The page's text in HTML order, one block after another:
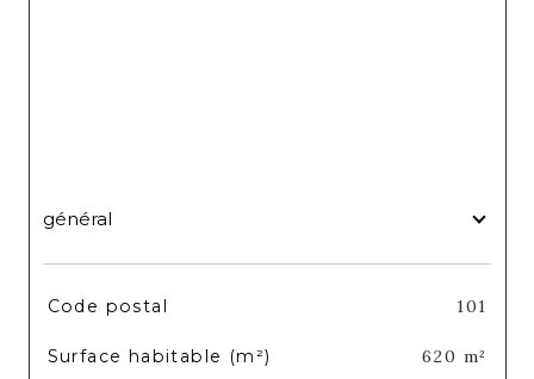
général
TRAD_SIROCCO_Caracteristique
Code postal 101
Surface habitable (m²) 620 m²